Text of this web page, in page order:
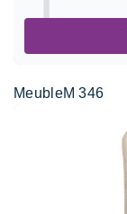
MeubleM 346